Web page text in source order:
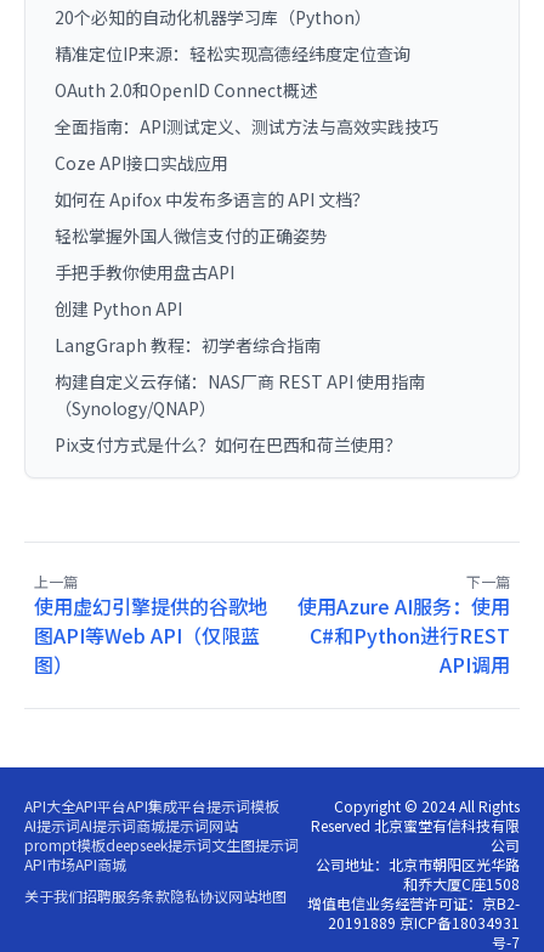
20个必知的自动化机器学习库（Python）
精准定位IP来源：轻松实现高德经纬度定位查询
OAuth 2.0和OpenID Connect概述
全面指南：API测试定义、测试方法与高效实践技巧
Coze API接口实战应用
如何在 Apifox 中发布多语言的 API 文档？
轻松掌握外国人微信支付的正确姿势
手把手教你使用盘古API
创建 Python API
LangGraph 教程：初学者综合指南
构建自定义云存储：NAS厂商 REST API 使用指南
（Synology/QNAP）
Pix支付方式是什么？如何在巴西和荷兰使用？
上一篇
使用虚幻引擎提供的谷歌地
图API等Web API（仅限蓝
图）
下一篇
使用Azure AI服务：使用
C#和Python进行REST
API调用
API大全API平台API集成平台提示词模板
AI提示词AI提示词商城提示词网站
prompt模板deepseek提示词文生图提示词
API市场API商城
关于我们招聘服务条款隐私协议网站地图
Copyright © 2024 All Rights
Reserved 北京蜜堂有信科技有限
公司
公司地址：北京市朝阳区光华路
和乔大厦C座1508
增值电信业务经营许可证：京B2-
20191889 京ICP备18034931
号-7